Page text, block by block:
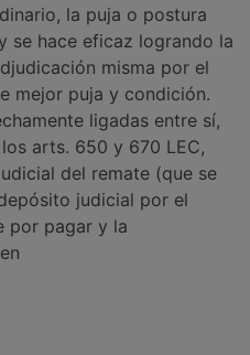
la puja o postura
se hace eficaz logrando la
misma por el
mejor puja y condición.
ligadas entre sí,
arts. 650 y 670 LEC,
del remate (que se
judicial por el
por pagar y la